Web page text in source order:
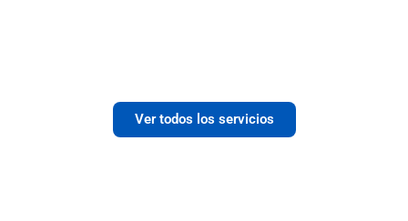
Ver todos los servicios